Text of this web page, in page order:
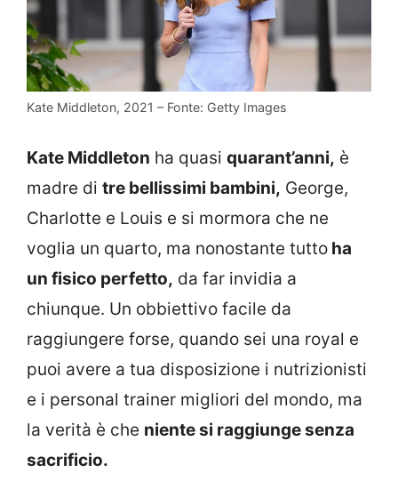
Kate Middleton, 2021 – Fonte: Getty Images
Kate Middleton ha quasi quarant’anni, è
madre di tre bellissimi bambini, George,
Charlotte e Louis e si mormora che ne
voglia un quarto, ma nonostante tutto ha
un fisico perfetto, da far invidia a
chiunque. Un obbiettivo facile da
raggiungere forse, quando sei una royal e
puoi avere a tua disposizione i nutrizionisti
e i personal trainer migliori del mondo, ma
la verità è che niente si raggiunge senza
sacrificio.